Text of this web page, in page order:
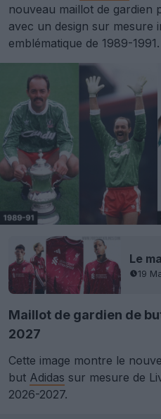
nouveau maillot de gardien
avec un design sur mesure
emblématique de 1989-1991.
19
Maillot de gardien de
2027
Cette image montre le
but Adidas sur mesure de
2026-2027.